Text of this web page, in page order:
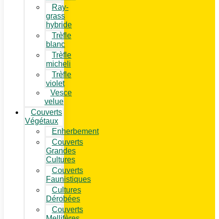
Ray-
grass
hybride
Trèfle
blanc
Trèfle
micheli
Trèfle
violet
Vesce
velue
Couverts
Végétaux
Enherbement
Couverts
Grandes
Cultures
Couverts
Faunistiques
Cultures
Dérobées
Couverts